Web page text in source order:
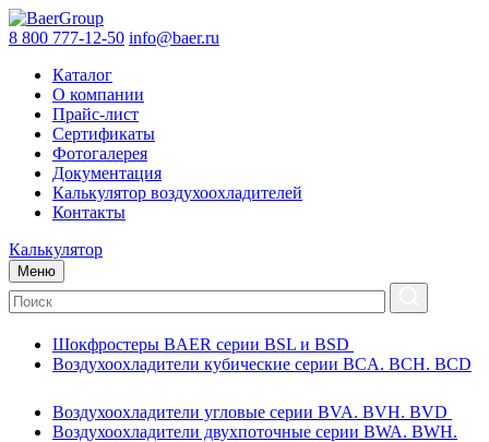
8 800 777-12-50 info@baer.ru
Каталог
О компании
Прайс-лист
Сертификаты
Фотогалерея
Документация
Калькулятор воздухоохладителей
Контакты
Калькулятор
Меню
Шокфростеры BAER серии BSL и BSD
Воздухоохладители кубические серии BCA. BCH. BCD
Воздухоохладители угловые серии BVA. BVH. BVD
Воздухоохладители двухпоточные серии BWA. BWH.